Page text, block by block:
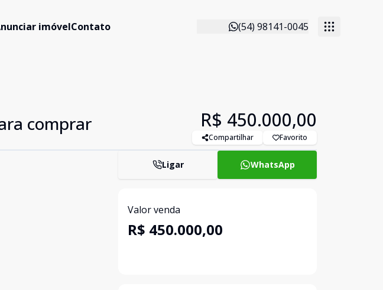
imóvelContato (54) 98141-0045
comprar R$ 450.000,00
Compartilhar Favorito
Ligar WhatsApp
Valor venda
R$ 450.000,00